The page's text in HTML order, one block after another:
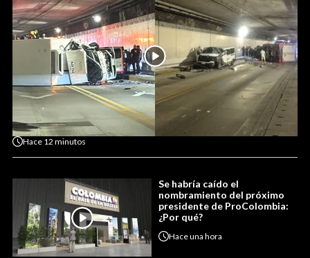
Hace 12 minutos
Se habría caído el
nombramiento del próximo
presidente de ProColombia:
¿Por qué?
Haceuna hora